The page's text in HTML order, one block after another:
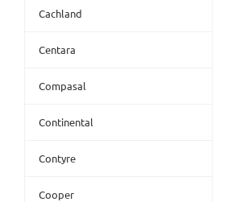
Cachland
Centara
Compasal
Continental
Contyre
Cooper